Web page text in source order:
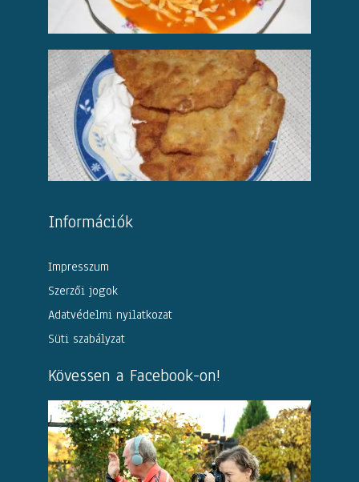
Információk
Impresszum
Szerzői jogok
Adatvédelmi nyilatkozat
Süti szabályzat
Kövessen a Facebook-on!